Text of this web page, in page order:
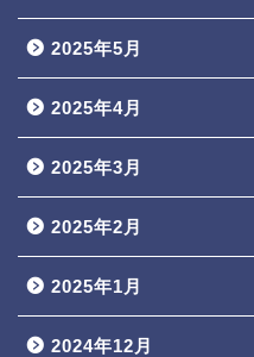
2025年5月
2025年4月
2025年3月
2025年2月
2025年1月
2024年12月